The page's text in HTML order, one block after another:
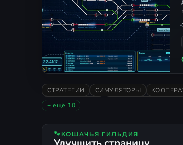
СТРАТЕГИИ СИМУЛЯТОРЫ
ГОЛОВОЛОМКИ
+ ещё 10
🐾КОШАЧЬЯ ГИЛЬДИЯ